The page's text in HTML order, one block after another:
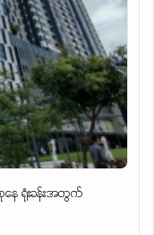
နေ ရုံးခန်းအတွက်